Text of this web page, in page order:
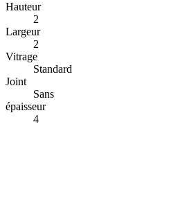
Hauteur
2
Largeur
2
Vitrage
Standard
Joint
Sans
épaisseur
4